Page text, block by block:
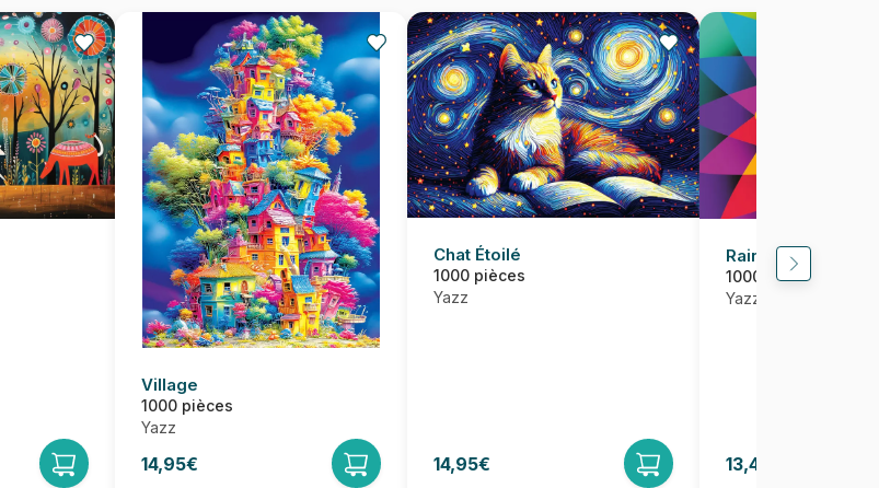
Village
1000 pièces
Yazz
14,95€
Chat Étoilé
1000 pièces
Yazz
14,95€
Rainbow Spiral
1000 pièces
Yazz
13,46€